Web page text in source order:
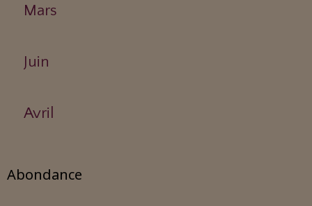
Mars
Juin
Avril
Abondance